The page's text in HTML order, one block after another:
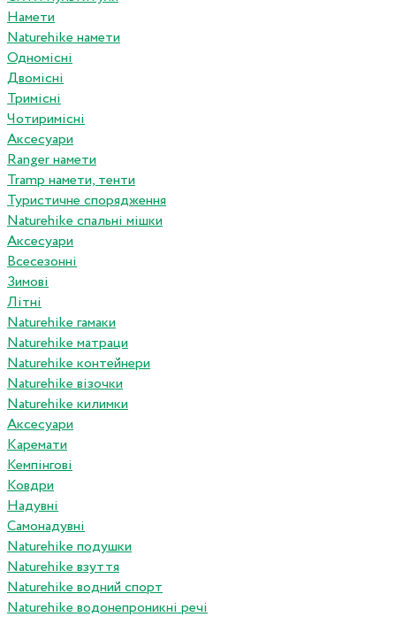
Намети
Naturehike намети
Одномісні
Двомісні
Тримісні
Чотиримісні
Аксесуари
Ranger намети
Tramp намети, тенти
Туристичне спорядження
Naturehike спальні мішки
Аксесуари
Всесезонні
Зимові
Літні
Naturehike гамаки
Naturehike матраци
Naturehike контейнери
Naturehike візочки
Naturehike килимки
Аксесуари
Каремати
Кемпінгові
Ковдри
Надувні
Самонадувні
Naturehike подушки
Naturehike взуття
Naturehike водний спорт
Naturehike водонепроникні речі